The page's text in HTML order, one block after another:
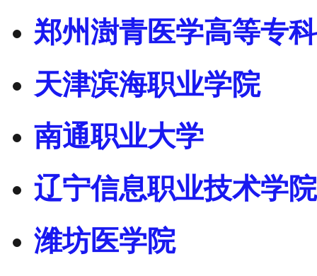
郑州澍青医学高等专
天津滨海职业学院
南通职业大学
辽宁信息职业技术学院
潍坊医学院